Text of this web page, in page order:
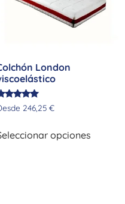
London
246,25 €
opciones